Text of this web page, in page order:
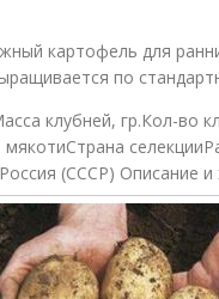
картофель для
по
клубней, гр.Кол-во
(СССР) Описание и